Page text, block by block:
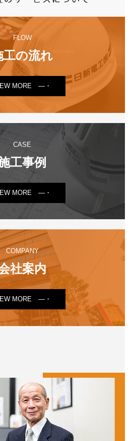
FLOW
工の流れ
MORE ―・
CASE
工事例
MORE ―・
COMPANY
社案内
MORE ―・